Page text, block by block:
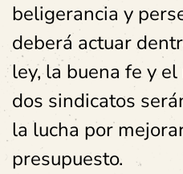
beligerancia y
deberá actuar
ley, la buena fe y
dos sindicatos
la lucha por
presupuesto.